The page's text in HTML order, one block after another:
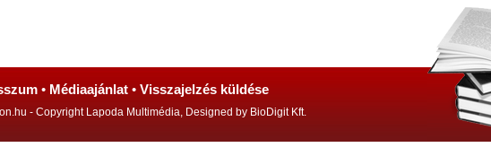
• Médiaajánlat • Visszajelzés küldése
- Copyright Lapoda Multimédia, Designed by BioDigit Kft.